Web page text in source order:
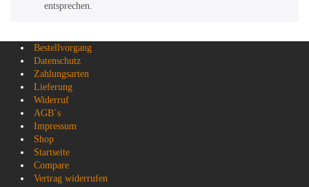
entsprechen.
Bestellvorgang
Datenschutz
Zahlungsarten
Lieferung
Widerruf
AGB`s
Impressum
Shop
Startseite
Compare
Vertrag widerrufen